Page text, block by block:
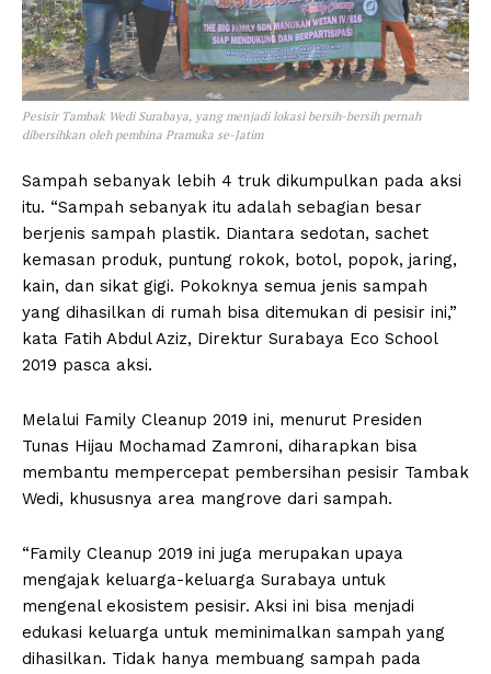
Pesisir Tambak Wedi Surabaya, yang menjadi lokasi bersih-bersih pernah
dibersihkan oleh pembina Pramuka se-Jatim
Sampah sebanyak lebih 4 truk dikumpulkan pada aksi
itu. “Sampah sebanyak itu adalah sebagian besar
berjenis sampah plastik. Diantara sedotan, sachet
kemasan produk, puntung rokok, botol, popok, jaring,
kain, dan sikat gigi. Pokoknya semua jenis sampah
yang dihasilkan di rumah bisa ditemukan di pesisir ini,”
kata Fatih Abdul Aziz, Direktur Surabaya Eco School
2019 pasca aksi.
Melalui Family Cleanup 2019 ini, menurut Presiden
Tunas Hijau Mochamad Zamroni, diharapkan bisa
membantu mempercepat pembersihan pesisir Tambak
Wedi, khususnya area mangrove dari sampah.
“Family Cleanup 2019 ini juga merupakan upaya
mengajak keluarga-keluarga Surabaya untuk
mengenal ekosistem pesisir. Aksi ini bisa menjadi
edukasi keluarga untuk meminimalkan sampah yang
dihasilkan. Tidak hanya membuang sampah pada